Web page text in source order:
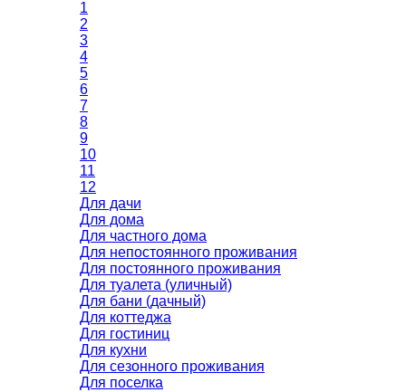
1
2
3
4
5
6
7
8
9
10
11
12
Для дачи
Для дома
Для частного дома
Для непостоянного проживания
Для постоянного проживания
Для туалета (уличный)
Для бани (дачный)
Для коттеджа
Для гостиниц
Для кухни
Для сезонного проживания
Для поселка